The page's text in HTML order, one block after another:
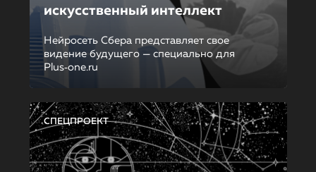
искусственный интеллект
Нейросеть Сбера представляет свое
видение будущего — специально для
Plus‑one.ru
СПЕЦПРОЕКТ